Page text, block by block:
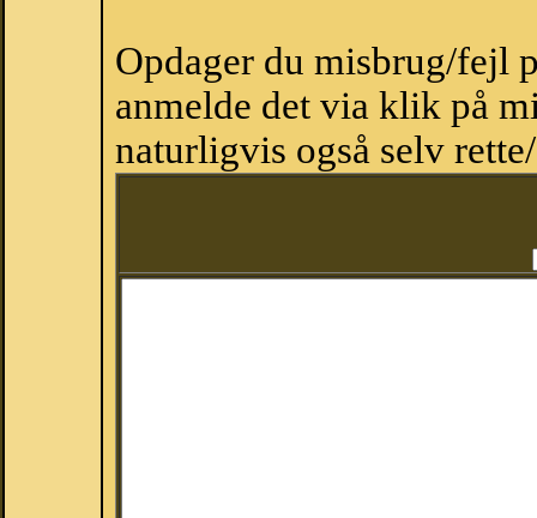
Opdager du misbrug/fejl
anmelde det via klik på
naturligvis også selv